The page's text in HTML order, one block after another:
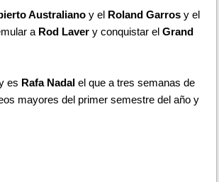
Australiano y el Roland Garros y el
a Rod Laver y conquistar el Grand
es Rafa Nadal el que a tres semanas de
mayores del primer semestre del año y